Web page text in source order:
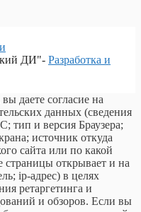
ДИ"- Разработка и
даете согласие на
данных (сведения
тип и версия Браузера;
источник откуда
сайта или по какой
страницы открывает и на
ip-адрес) в целях
ретаргетинга и
и обзоров. Если вы